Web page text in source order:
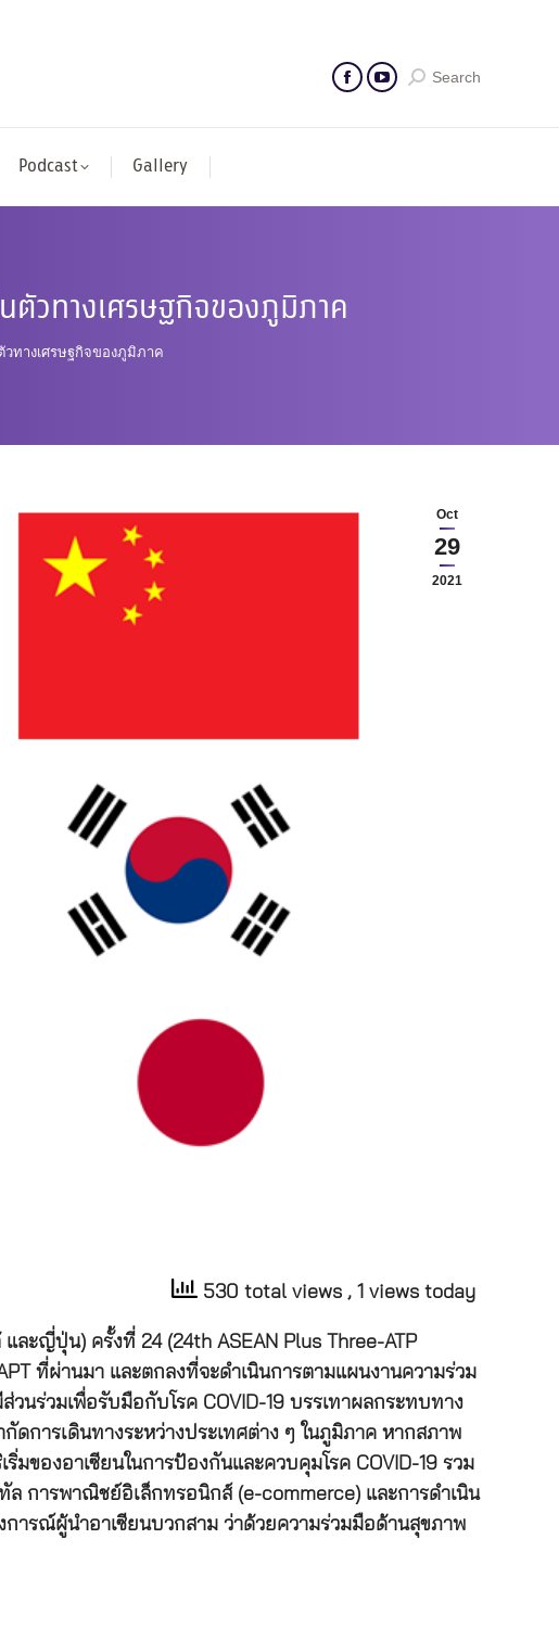
Search
Podcast Gallery
ตัวทางเศรษฐกิจของภูมิภาค
ทางเศรษฐกิจของภูมิภาค
Oct
29
2021
530 total views , 1 views today
ละญี่ปุ่น) ครั้งที่ 24 (24th ASEAN Plus Three-ATP
ที่ผ่านมา และตกลงที่จะดำเนินการตามแผนงานความร่วม
ร่วมเพื่อรับมือกับโรค COVID-19 บรรเทาผลกระทบทาง
การเดินทางระหว่างประเทศต่าง ๆ ในภูมิภาค หากสภาพ
ของอาเซียนในการป้องกันและควบคุมโรค COVID-19 รวม
ล การพาณิชย์อิเล็กทรอนิกส์ (e-commerce) และการดำเนิน
ารณ์ผู้นำอาเซียนบวกสาม ว่าด้วยความร่วมมือด้านสุขภาพ